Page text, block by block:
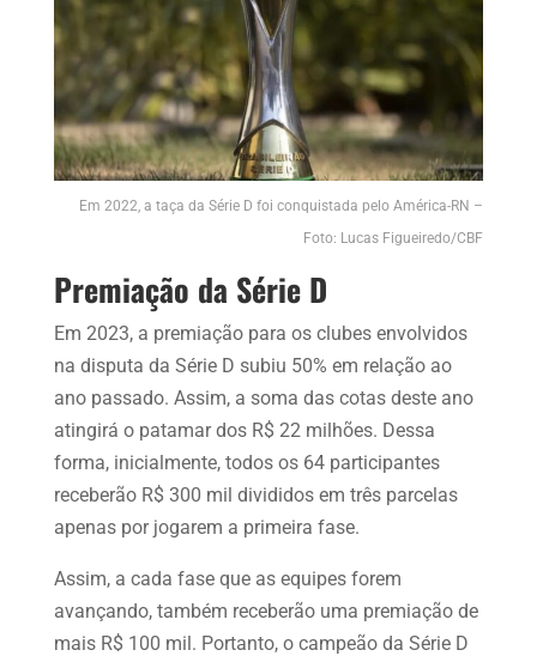
Em 2022, a taça da Série D foi conquistada pelo América-RN –
Foto: Lucas Figueiredo/CBF
Premiação da Série D
Em 2023, a premiação para os clubes envolvidos
na disputa da Série D subiu 50% em relação ao
ano passado. Assim, a soma das cotas deste ano
atingirá o patamar dos R$ 22 milhões. Dessa
forma, inicialmente, todos os 64 participantes
receberão R$ 300 mil divididos em três parcelas
apenas por jogarem a primeira fase.
Assim, a cada fase que as equipes forem
avançando, também receberão uma premiação de
mais R$ 100 mil. Portanto, o campeão da Série D